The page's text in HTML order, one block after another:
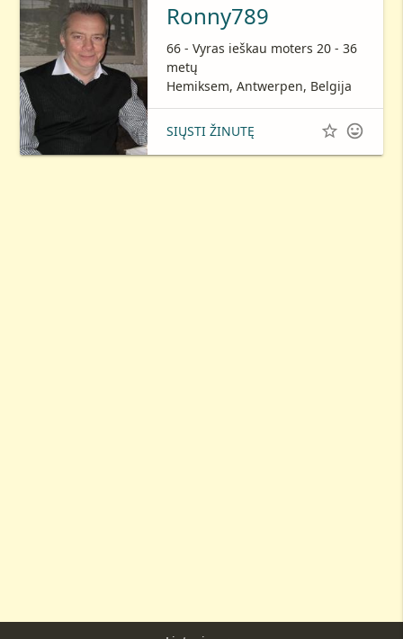
Ronny789
66 - Vyras ieškau moters 20 - 36
metų
Hemiksem, Antwerpen, Belgija
SIŲSTI ŽINUTĘ  